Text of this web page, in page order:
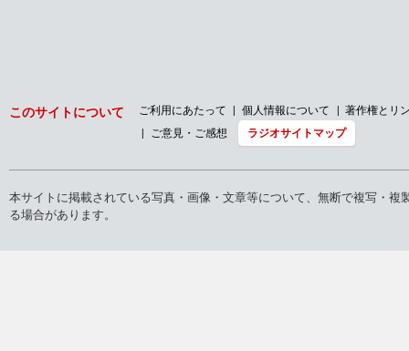
このサイトについて ご利用にあたって 個人情報について
著作権とリ
ご意見・ご感想
ラジオサイトマップ
本サイトに掲載されている写真・画像・文章等について、無断で複写・
る場合があります。